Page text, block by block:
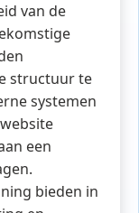
van de
structuur te
systemen
een
bieden in